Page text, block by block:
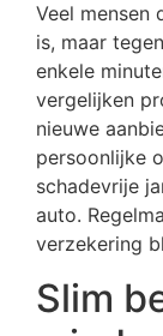
Veel mensen
is, maar
enkele
vergelijken
nieuwe
persoonlijke
schadevrije
auto.
verzekering
Slim